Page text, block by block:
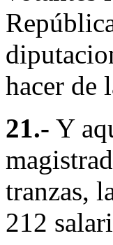
hacer de
21.- Y
tranzas,
212